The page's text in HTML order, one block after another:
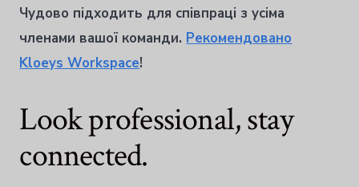
Чудово підходить для співпраці з усіма
членами вашої команди. Рекомендовано
Kloeys Workspace!
Look professional, stay
connected.
Türkçe
Русский